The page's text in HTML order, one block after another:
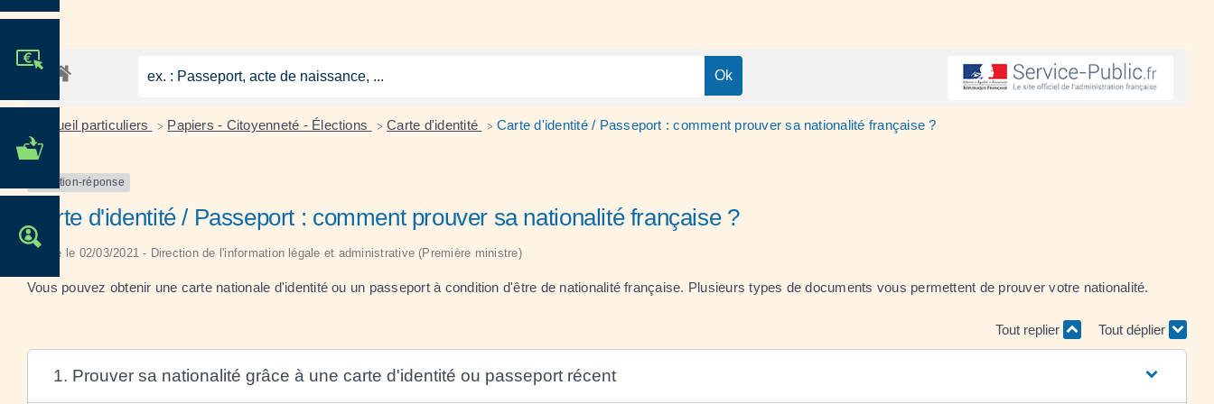
MES DÉMARCHES
Accueil particuliers > Papiers - Citoyenneté - Élections > Carte d'identité > Carte d'identité / Passeport : comment prouver sa nationalité française ?
Question-réponse
Carte d'identité / Passeport : comment prouver sa nationalité française ?
Vérifié le 02/03/2021 - Direction de l'information légale et administrative (Première ministre)
Vous pouvez obtenir une carte nationale d'identité ou un passeport à condition d'être de nationalité française. Plusieurs types de documents vous permettent de prouver votre nationalité.
Tout replier Tout déplier
1. Prouver sa nationalité grâce à une carte d'identité ou passeport récent